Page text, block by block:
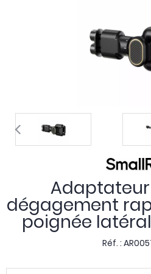
dégagement
poignée
Réf. :